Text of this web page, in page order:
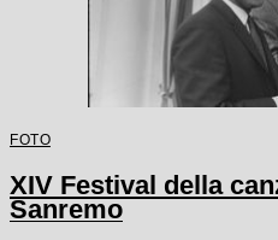
FOTO
XIV Festival della
Sanremo